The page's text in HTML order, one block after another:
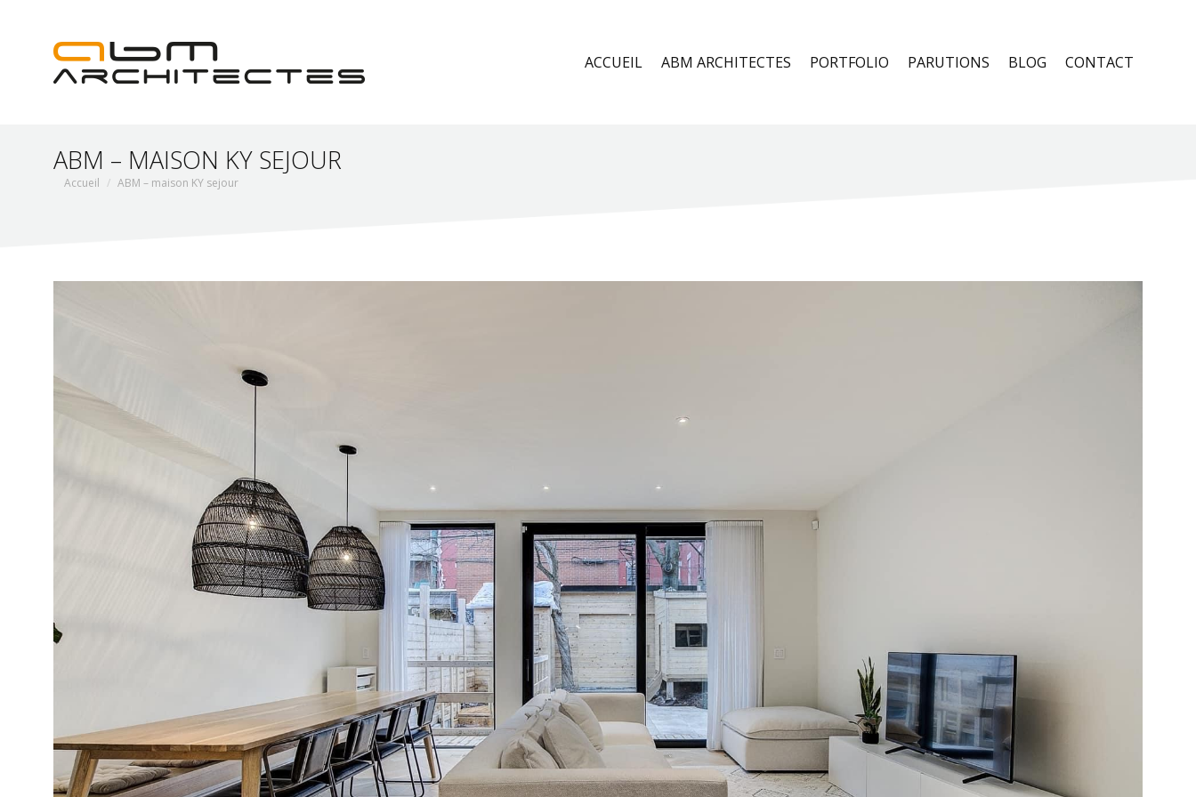
ACCUEIL ABM ARCHITECTES PORTFOLIO PARUTIONS BLOG CONTACT
ABM – MAISON KY SEJOUR
Vous êtes ici :
Accueil ABM – maison KY sejour